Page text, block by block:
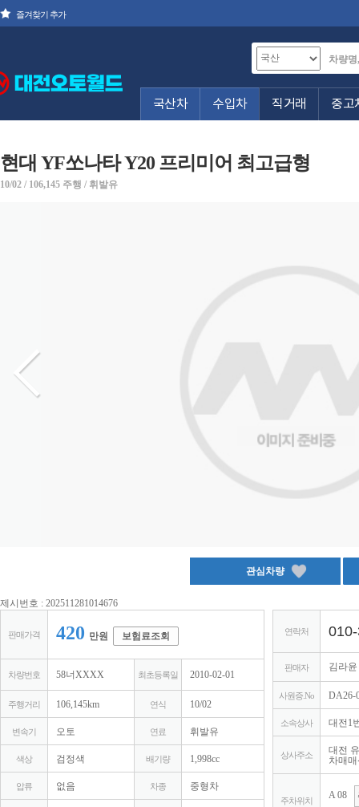
즐겨찾기 추가
국산차 수입차 직거래 중고
현대 YF쏘나타 Y20 프리미어 최고급형
10/02 / 106,145 주행 / 휘발유
제시번호 : 202511281014676
판매가격 420 만원 보험료조회
차량번호 58너XXXX 최초등록일 2010-02-01
주행거리 106,145km 연식 10/02
변속기 오토 연료 휘발유
색상 검정색 배기량 1,998cc
압류 없음 차종 중형차
연락처
판매자 김라
사원증.No DA26-
소속상사 대전1
상사주소
대전
차매
주차위치 A 08